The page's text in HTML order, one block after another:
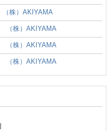
株）AKIYAMA
（株）AKIYAMA
（株）AKIYAMA
（株）AKIYAMA